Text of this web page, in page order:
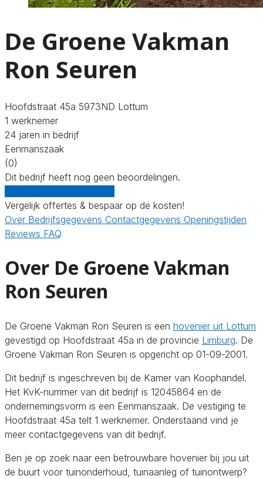
De Groene Vakman
Ron Seuren
Hoofdstraat 45a 5973ND Lottum
1 werknemer
24 jaren in bedrijf
Eenmanszaak
(0)
Dit bedrijf heeft nog geen beoordelingen.
Vergelijk offertes & bespaar op de kosten!
Over Bedrijfsgegevens Contactgegevens Openingstijden
Reviews FAQ
Over De Groene Vakman
Ron Seuren
De Groene Vakman Ron Seuren is een hovenier uit Lottum
gevestigd op Hoofdstraat 45a in de provincie Limburg. De
Groene Vakman Ron Seuren is opgericht op 01-09-2001.
Dit bedrijf is ingeschreven bij de Kamer van Koophandel.
Het KvK-nummer van dit bedrijf is 12045864 en de
ondernemingsvorm is een Eenmanszaak. De vestiging te
Hoofdstraat 45a telt 1 werknemer. Onderstaand vind je
meer contactgegevens van dit bedrijf.
Ben je op zoek naar een betrouwbare hovenier bij jou uit
de buurt voor tuinonderhoud, tuinaanleg of tuinontwerp?